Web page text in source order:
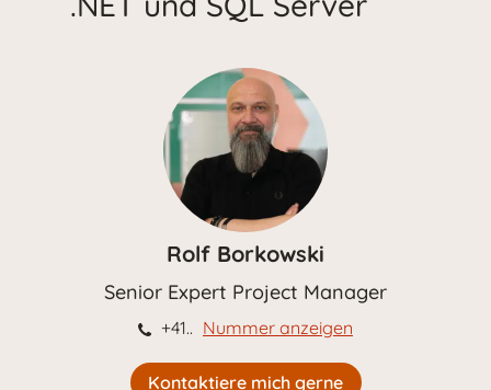
Rolf Borkowski
Senior Expert Project Manager
+41.. Nummer anzeigen
Kontaktiere mich gerne